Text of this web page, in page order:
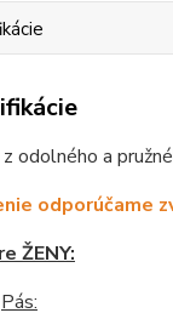
odolného a
odporúčame
ŽENY:
Pás: